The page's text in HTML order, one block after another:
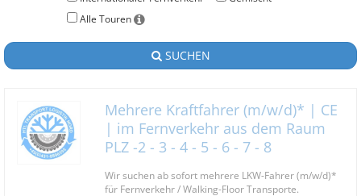
Alle Touren
SUCHEN
Mehrere Kraftfahrer (m/w/d)* | CE
| im Fernverkehr aus dem Raum
PLZ -2 - 3 - 4 - 5 - 6 - 7 - 8
Wir suchen ab sofort mehrere LKW-Fahrer (m/w/d)*
für Fernverkehr / Walking-Floor Transporte.